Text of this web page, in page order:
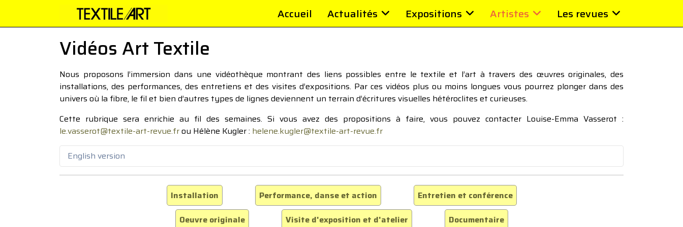
Accueil Actualités Expositions Artistes Les revues
Vidéos Art Textile
Nous proposons l’immersion dans une vidéothèque montrant des liens possibles entre le textile et l’art à travers des œuvres originales, des
installations, des performances, des entretiens et des visites d’expositions. Par ces vidéos plus ou moins longues vous pourrez plonger dans des
univers où la fibre, le fil et bien d’autres types de lignes deviennent un terrain d’écritures visuelles hétéroclites et curieuses.
Cette rubrique sera enrichie au fil des semaines. Si vous avez des propositions à faire, vous pouvez contacter Louise-Emma Vasserot :
le.vasserot@textile-art-revue.frou Hélène Kugler : helene.kugler@textile-art-revue.fr
English version
Installation Performance, danse et action
Entretien et conférence
Oeuvre originale
Visite d'exposition et d'atelier Documentaire